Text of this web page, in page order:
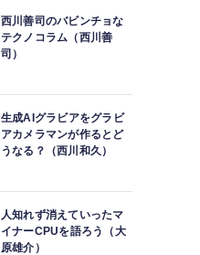
西川善司のバビンチョな
テクノコラム（西川善
司）
生成AIグラビアをグラビ
アカメラマンが作るとど
うなる？（西川和久）
人知れず消えていったマ
イナーCPUを語ろう（大
原雄介）